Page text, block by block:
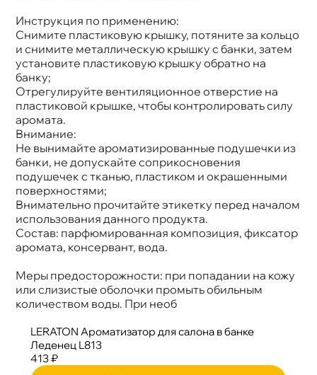
Инструкция по применению:
Снимите пластиковую крышку, потяните за кольцо
и снимите металлическую крышку с банки, затем
установите пластиковую крышку обратно на
анку;
Отрегулируйте вентиляционное отверстие на
пластиковой крышке, чтобы контролировать силу
аромата.
нимание:
Не вынимайте ароматизированные подушечки из
анки, не допускайте соприкосновения
подушечек с тканью, пластиком и окрашенными
поверхностями;
нимательно прочитайте этикетку перед началом
использования данного продукта.
Состав: парфюмированная композиция, фиксатор
аромата, консервант, вода.
Меры предосторожности: при попадании на кожу
или слизистые оболочки промыть обильным
количеством воды. При нео
LERATON Ароматизатор для салона в банке
Леденец L813
413 ₽